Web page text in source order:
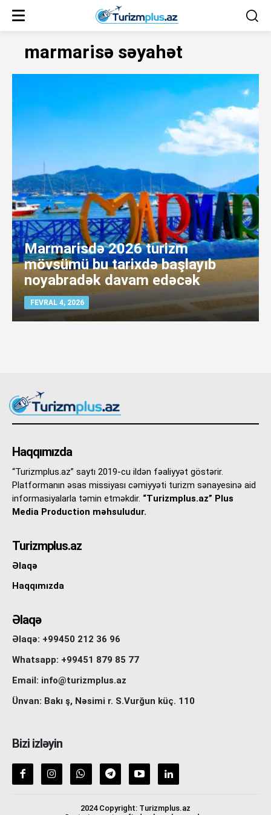
marmarisə səyahət
Marmarisdə 2026 turizm
mövsümü bu tarixdə başlayıb
noyabradək davam edəcək
FEVRAL 4, 2026
Haqqımızda
“Turizmplus.az” saytı 2019-cu ildən fəaliyyət göstərir.
Platformanın əsas missiyası cəmiyyəti turizm sənayesinə aid
informasiyalarla təmin etməkdir. “Turizmplus.az” Plus
Media Production məhsuludur.
Turizmplus.az
Əlaqə
Haqqımızda
Əlaqə
Əlaqə: +99450 212 36 96
Whatsapp: +99451 879 85 77
Email: info@turizmplus.az
Ünvan: Bakı ş, Nəsimi r. S.Vurğun küç. 110
Bizi izləyin
2024 Copyright: Turizmplus.az